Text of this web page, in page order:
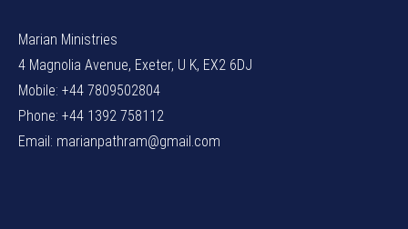
Marian Ministries
4 Magnolia Avenue, Exeter, U K, EX2 6DJ
Mobile: +44 7809502804
Phone: +44 1392 758112
Email: marianpathram@gmail.com